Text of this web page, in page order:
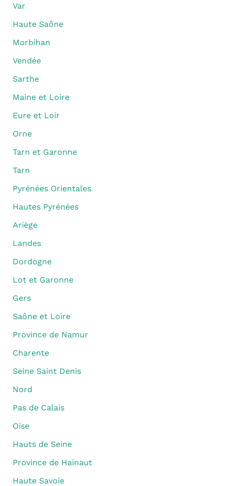
Var
Haute Saône
Morbihan
Vendée
Sarthe
Maine et Loire
Eure et Loir
Orne
Tarn et Garonne
Tarn
Pyrénées Orientales
Hautes Pyrénées
Ariège
Landes
Dordogne
Lot et Garonne
Gers
Saône et Loire
Province de Namur
Charente
Seine Saint Denis
Nord
Pas de Calais
Oise
Hauts de Seine
Province de Hainaut
Haute Savoie